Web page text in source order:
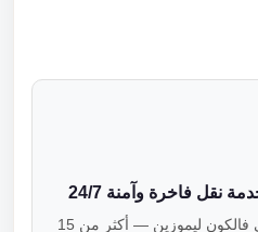
نقل فاخرة وآمنة 24/7
فريق خبراء النقل الفاخر في فالكون ليموزين — أكثر من 15